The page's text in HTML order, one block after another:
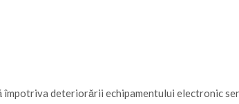
împotriva deteriorării echipamentului electronic